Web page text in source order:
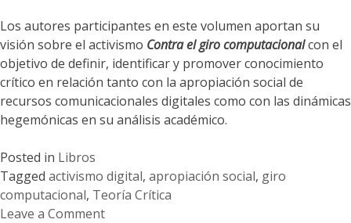
Los autores participantes en este volumen aportan su
visión sobre el activismo Contra el giro computacionalcon el
objetivo de definir, identificar y promover conocimiento
crítico en relación tanto con la apropiación social de
recursos comunicacionales digitales como con las dinámicas
hegemónicas en su análisis académico.
Posted in Libros
Tagged activismo digital, apropiación social, giro
computacional, Teoría Crítica
Leave a Comment